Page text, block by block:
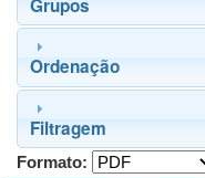
Grupos
Ordenação
Filtragem
Formato: